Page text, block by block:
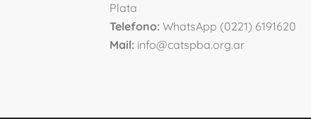
Plata
Telefono: WhatsApp (0221) 6191620
Mail:info@catspba.org.ar